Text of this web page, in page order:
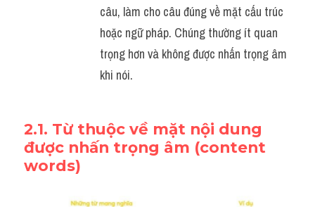
câu, làm cho câu đúng về mặt cấu trúc
hoặc ngữ pháp. Chúng thường ít quan
trọng hơn và không được nhấn trọng âm
khi nói.
2.1. Từ thuộc về mặt nội dung
được nhấn trọng âm (content
words)